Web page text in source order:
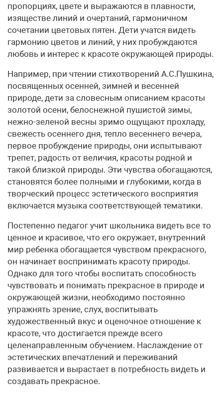
пропорциях, цвете и выражаются в плавности,
изяществе линий и очертаний, гармоничном
сочетании цветовых пятен. Дети учатся видеть
гармонию цветов и линий, у них пробуждаются
любовь и интерес к красоте окружающей природы.
Например, при чтении стихотворений А.С.Пушкина,
посвященных осенней, зимней и весенней
природе, дети за словесным описанием красоты
золотой осени, белоснежной пушистой зимы,
нежно-зеленой весны зримо ощущают прохладу,
свежесть осеннего дня, тепло весеннего вечера,
первое пробуждение природы, они испытывают
трепет, радость от величия, красоты родной и
такой близкой природы. Эти чувства обогащаются,
становятся более полными и глубокими, когда в
творческий процесс эстетического восприятия
включается музыка соответствующей тематики.
Постепенно педагог учит школьника видеть все то
ценное и красивое, что его окружает, внутренний
мир ребенка обогащается чувством прекрасного,
он начинает воспринимать красоту природы.
Однако для того чтобы воспитать способность
чувствовать и понимать прекрасное в природе и
окружающей жизни, необходимо постоянно
упражнять зрение, слух, воспитывать
художественный вкус и оценочное отношение к
красоте, что достигается прежде всего
целенаправленным обучением. Наслаждение от
эстетических впечатлений и переживаний
развивается и вырастает в потребность видеть и
создавать прекрасное.